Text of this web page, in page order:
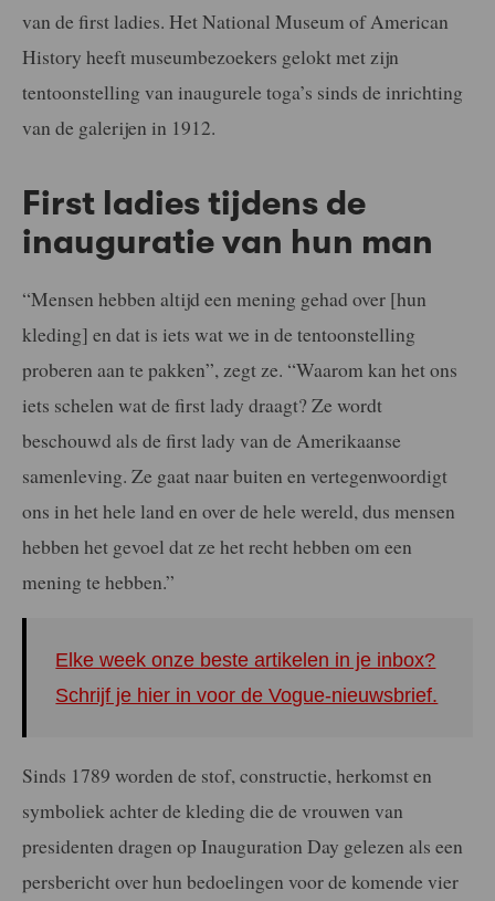
van de first ladies. Het National Museum of American
History heeft museumbezoekers gelokt met zijn
tentoonstelling van inaugurele toga’s sinds de inrichting
van de galerijen in 1912.
First ladies tijdens de
inauguratie van hun man
“Mensen hebben altijd een mening gehad over [hun
kleding] en dat is iets wat we in de tentoonstelling
proberen aan te pakken”, zegt ze. “Waarom kan het ons
iets schelen wat de first lady draagt? Ze wordt
beschouwd als de first lady van de Amerikaanse
samenleving. Ze gaat naar buiten en vertegenwoordigt
ons in het hele land en over de hele wereld, dus mensen
hebben het gevoel dat ze het recht hebben om een
mening te hebben.”
Elke week onze beste artikelen in je inbox?
Schrijf je hier in voor de Vogue-nieuwsbrief.
Sinds 1789 worden de stof, constructie, herkomst en
symboliek achter de kleding die de vrouwen van
presidenten dragen op Inauguration Day gelezen als een
persbericht over hun bedoelingen voor de komende vier